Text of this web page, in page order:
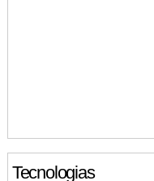
Tecnologias